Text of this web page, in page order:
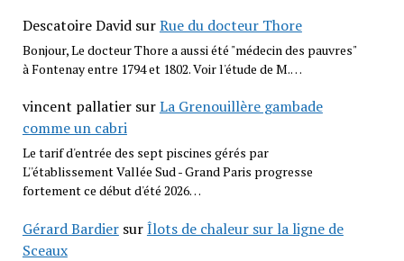
Descatoire DavidsurRue du docteur Thore
Bonjour, Le docteur Thore a aussi été "médecin des pauvres"
à Fontenay entre 1794 et 1802. Voir l'étude de M.…
vincent pallatiersurLa Grenouillère gambade
comme un cabri
Le tarif d'entrée des sept piscines gérés par
L''établissement Vallée Sud - Grand Paris progresse
fortement ce début d'été 2026…
Gérard BardiersurÎlots de chaleur sur la ligne de
Sceaux